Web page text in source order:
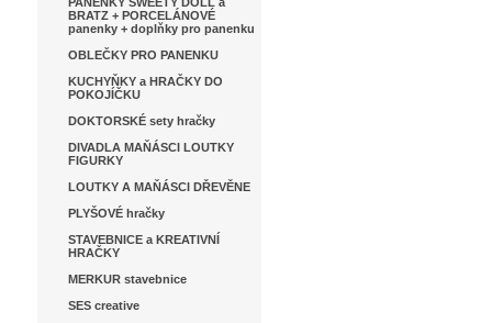
BRATZ + PORCELÁNOVÉ
panenky + doplňky pro panenku
OBLEČKY PRO PANENKU
KUCHYŇKY a HRAČKY DO
POKOJÍČKU
DOKTORSKÉ sety hračky
DIVADLA MAŇÁSCI LOUTKY
FIGURKY
LOUTKY A MAŇÁSCI DŘEVĚNE
PLYŠOVÉ hračky
STAVEBNICE a KREATIVNÍ
HRAČKY
MERKUR stavebnice
SES creative